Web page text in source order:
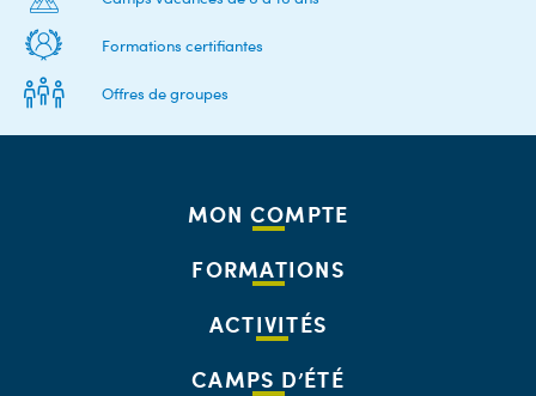
Formations certifiantes
Offres de groupes
MON COMPTE
FORMATIONS
ACTIVITÉS
CAMPS D’ÉTÉ